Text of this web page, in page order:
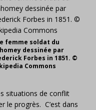
femme soldat du
dessinée par
Forbes in 1851. ©
Commons
situations de conflit
le progrès. C’est dans